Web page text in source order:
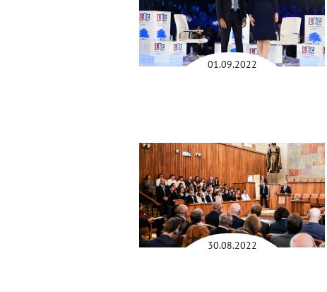
01.09.2022
30.08.2022